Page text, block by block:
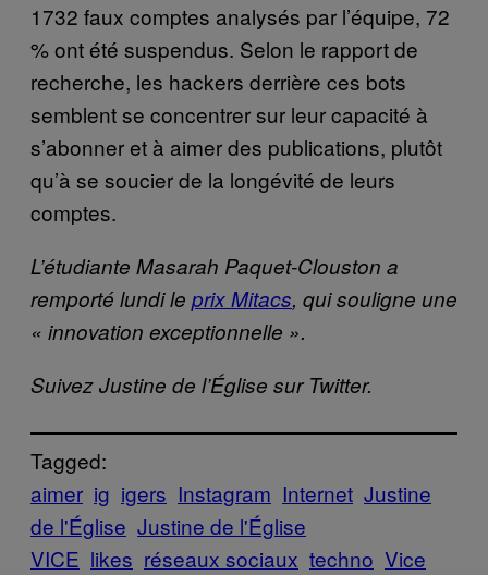
1732 faux comptes analysés par l’équipe, 72
% ont été suspendus. Selon le rapport de
recherche, les hackers derrière ces bots
semblent se concentrer sur leur capacité à
s’abonner et à aimer des publications, plutôt
qu’à se soucier de la longévité de leurs
comptes.
L’étudiante Masarah Paquet-Clouston a
remporté lundi le prix Mitacs, qui souligne une
« innovation exceptionnelle ».
Suivez Justine de l’Église sur Twitter.
Tagged:
aimer ig igers Instagram Internet Justine
de l'Église Justine de l'Église
VICE likes réseaux sociaux techno Vice